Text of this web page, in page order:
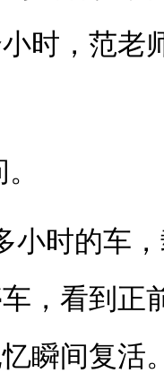
时，范老
小时的车
，看到正
瞬间复活